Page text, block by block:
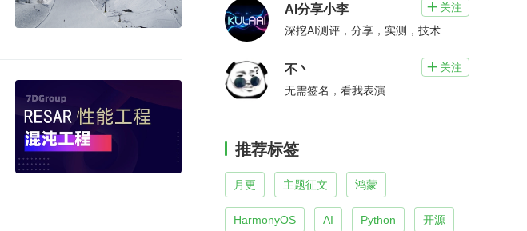
AI分享小李  关注
深挖AI测评，分享，实测，技术
不丶  关注
无需签名，看我表演
推荐标签
月更 主题征文 鸿蒙
HarmonyOS AI Python 开源